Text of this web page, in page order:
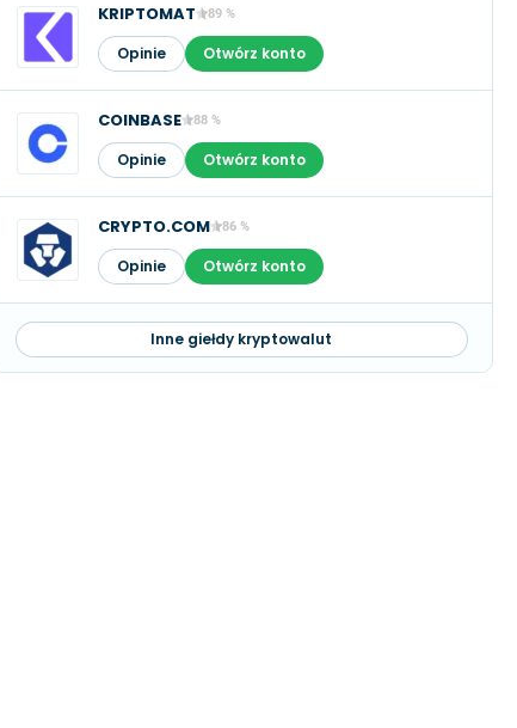
KRIPTOMAT 89 %
Opinie Otwórz konto
COINBASE 88 %
Opinie Otwórz konto
CRYPTO.COM 86 %
Opinie Otwórz konto
Inne giełdy kryptowalut